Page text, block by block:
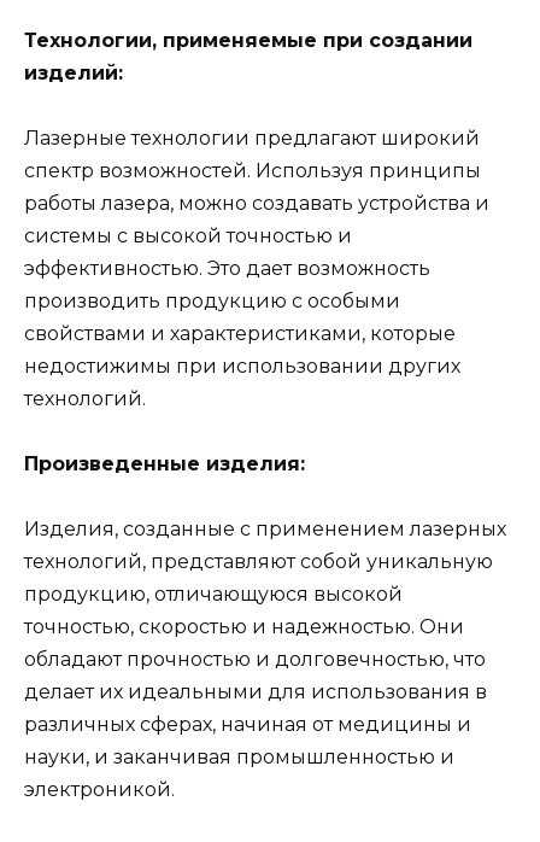
Технологии, применяемые при создании
изделий:
Лазерные технологии предлагают широкий
спектр возможностей. Используя принципы
работы лазера, можно создавать устройства и
системы с высокой точностью и
эффективностью. Это дает возможность
производить продукцию с особыми
свойствами и характеристиками, которые
недостижимы при использовании других
технологий.
Произведенные изделия:
Изделия, созданные с применением лазерных
технологий, представляют собой уникальную
продукцию, отличающуюся высокой
точностью, скоростью и надежностью. Они
обладают прочностью и долговечностью, что
делает их идеальными для использования в
различных сферах, начиная от медицины и
науки, и заканчивая промышленностью и
электроникой.